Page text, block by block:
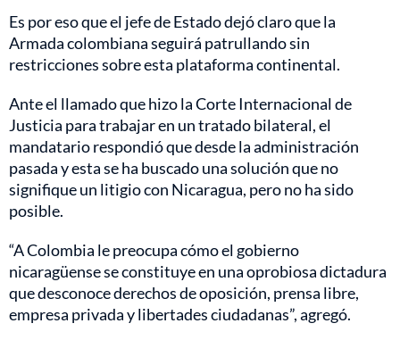
Es por eso que el jefe de Estado dejó claro que la
Armada colombiana seguirá patrullando sin
restricciones sobre esta plataforma continental.
Ante el llamado que hizo la Corte Internacional de
Justicia para trabajar en un tratado bilateral, el
mandatario respondió que desde la administración
pasada y esta se ha buscado una solución que no
signifique un litigio con Nicaragua, pero no ha sido
posible.
“A Colombia le preocupa cómo el gobierno
nicaragüense se constituye en una oprobiosa dictadura
que desconoce derechos de oposición, prensa libre,
empresa privada y libertades ciudadanas”, agregó.